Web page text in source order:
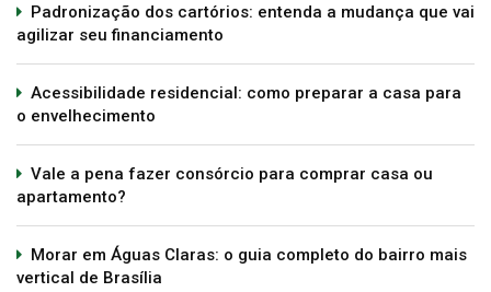
Padronização dos cartórios: entenda a mudança que vai
agilizar seu financiamento
Acessibilidade residencial: como preparar a casa para
o envelhecimento
Vale a pena fazer consórcio para comprar casa ou
apartamento?
Morar em Águas Claras: o guia completo do bairro mais
vertical de Brasília